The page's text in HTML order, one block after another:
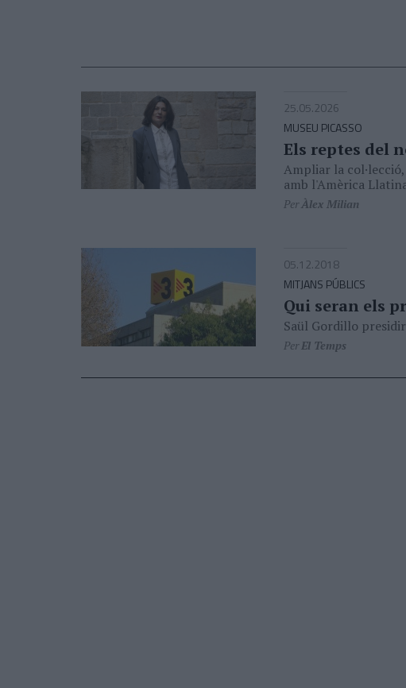
25.05.2026
MUSEU PICASSO
Els reptes del
Ampliar la
amb l'Amèrica
PerÀlex Milian
05.12.2018
MITJANS PÚBLICS
Qui seran els
Saül Gordillo
PerEl Temps